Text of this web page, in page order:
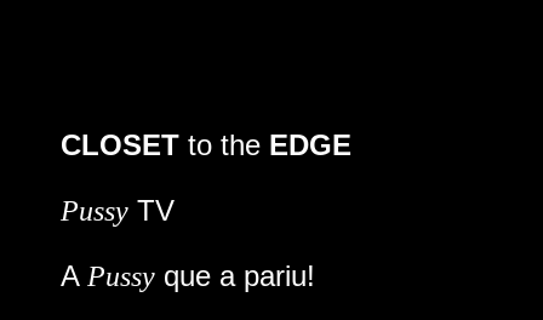
CLOSET to the EDGE
Pussy TV
A Pussy que a pariu!